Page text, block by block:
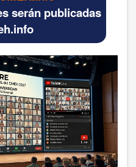
serán publicadas